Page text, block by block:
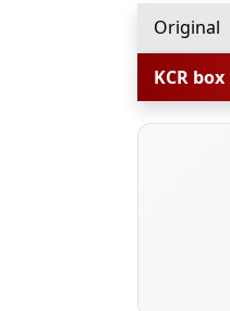
Original
KCR box